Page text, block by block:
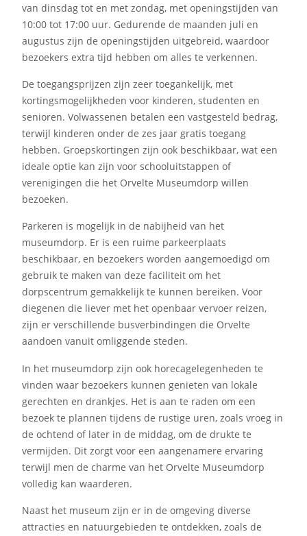
van dinsdag tot en met zondag, met openingstijden van
10:00 tot 17:00 uur. Gedurende de maanden juli en
augustus zijn de openingstijden uitgebreid, waardoor
bezoekers extra tijd hebben om alles te verkennen.
De toegangsprijzen zijn zeer toegankelijk, met
kortingsmogelijkheden voor kinderen, studenten en
senioren. Volwassenen betalen een vastgesteld bedrag,
terwijl kinderen onder de zes jaar gratis toegang
hebben. Groepskortingen zijn ook beschikbaar, wat een
ideale optie kan zijn voor schooluitstappen of
verenigingen die het Orvelte Museumdorp willen
bezoeken.
Parkeren is mogelijk in de nabijheid van het
museumdorp. Er is een ruime parkeerplaats
beschikbaar, en bezoekers worden aangemoedigd om
gebruik te maken van deze faciliteit om het
dorpscentrum gemakkelijk te kunnen bereiken. Voor
diegenen die liever met het openbaar vervoer reizen,
zijn er verschillende busverbindingen die Orvelte
aandoen vanuit omliggende steden.
In het museumdorp zijn ook horecagelegenheden te
vinden waar bezoekers kunnen genieten van lokale
gerechten en drankjes. Het is aan te raden om een
bezoek te plannen tijdens de rustige uren, zoals vroeg in
de ochtend of later in de middag, om de drukte te
vermijden. Dit zorgt voor een aangenamere ervaring
terwijl men de charme van het Orvelte Museumdorp
volledig kan waarderen.
Naast het museum zijn er in de omgeving diverse
attracties en natuurgebieden te ontdekken, zoals de